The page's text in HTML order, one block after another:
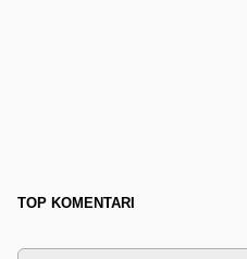
TOP KOMENTARI